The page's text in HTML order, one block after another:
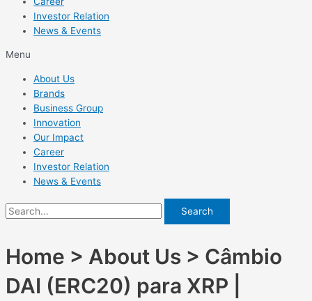
Investor Relation
News & Events
Menu
About Us
Brands
Business Group
Innovation
Our Impact
Career
Investor Relation
News & Events
Search
Home > About Us > Câmbio
DAI (ERC20) para XRP |